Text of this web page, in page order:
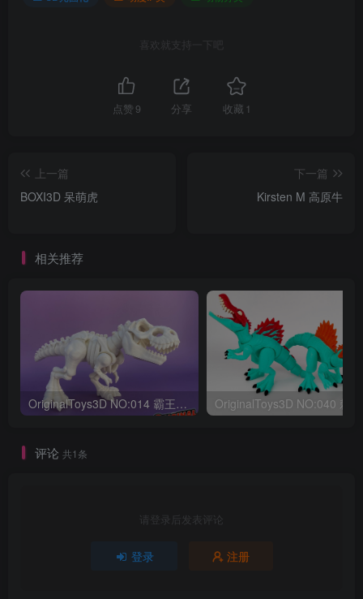
喜欢就支持一下吧
点赞 9 分享 收藏 1
上一篇
BOXI3D 呆萌虎
下一篇
Kirsten M 高原牛
相关推荐
OriginalToys3D NO:014 霸王龙骨架
评论 共1条
请登录后发表评论
登录 注册